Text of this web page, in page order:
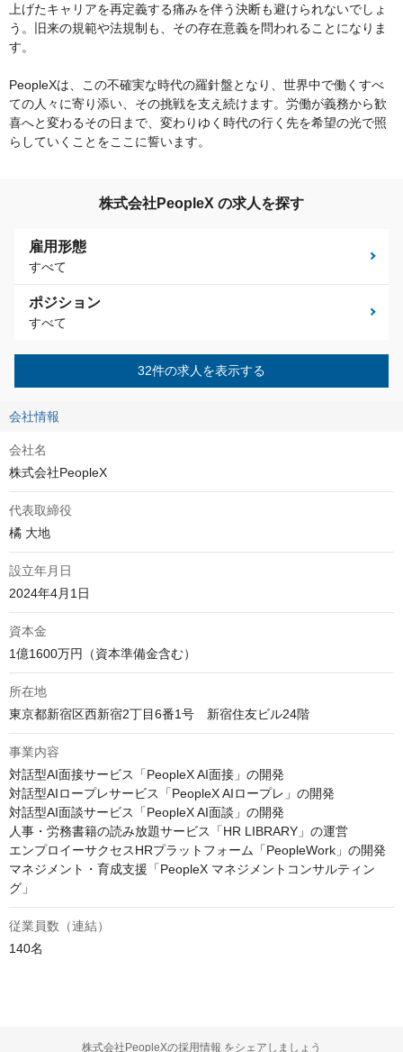
上げたキャリアを再定義する痛みを伴う決断も避けられないでしょ
う。旧来の規範や法規制も、その存在意義を問われることになりま
す。
PeopleXは、この不確実な時代の羅針盤となり、世界中で働くすべ
ての人々に寄り添い、その挑戦を支え続けます。労働が義務から歓
喜へと変わるその日まで、変わりゆく時代の行く先を希望の光で照
らしていくことをここに誓います。
株式会社PeopleX の求人を探す
雇用形態
すべて
ポジション
すべて
32件の求人を表示する
会社情報
会社名
株式会社PeopleX
代表取締役
橘 大地
設立年月日
2024年4月1日
資本金
1億1600万円（資本準備金含む）
所在地
東京都新宿区西新宿2丁目6番1号　新宿住友ビル24階
事業内容
対話型AI面接サービス「PeopleX AI面接」の開発
対話型AIロープレサービス「PeopleX AIロープレ」の開発
対話型AI面談サービス「PeopleX AI面談」の開発
人事・労務書籍の読み放題サービス「HR LIBRARY」の運営
エンプロイーサクセスHRプラットフォーム「PeopleWork」の開発
マネジメント・育成支援「PeopleX マネジメントコンサルティン
グ」
従業員数（連結）
140名
株式会社PeopleXの採用情報 をシェアしましょう